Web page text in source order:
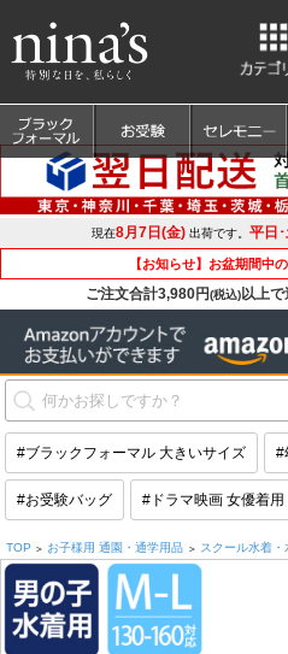
現在8月7日(金)出荷です。 平日
【お知らせ】お盆期間中
ご注文合計3,980円(税込)以上
#ブラックフォーマル 大きいサイズ #
#お受験バッグ #ドラマ映画 女優着用
TOP > お子様用 通園・通学用品 > スクール水着・